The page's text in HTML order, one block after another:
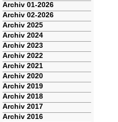
Archiv 01-2026
Archiv 02-2026
Archiv 2025
Archiv 2024
Archiv 2023
Archiv 2022
Archiv 2021
Archiv 2020
Archiv 2019
Archiv 2018
Archiv 2017
Archiv 2016